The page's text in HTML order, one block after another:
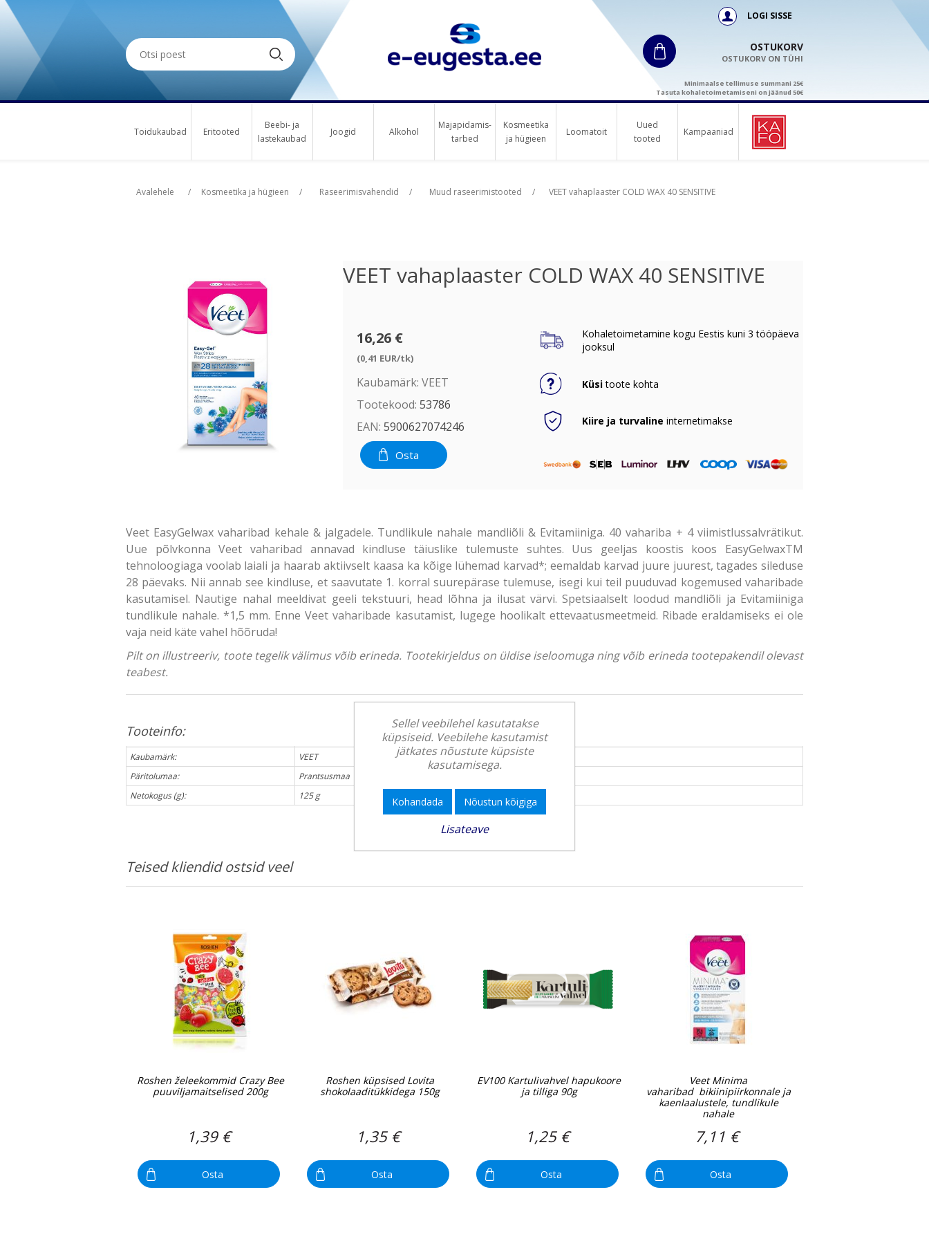
LOGI SISSE
OSTUKORV
OSTUKORV ON TÜHI
Minimaalse tellimuse summani 25€
Tasuta kohaletoimetamiseni on jäänud 50€
Toidukaubad Eritooted
Beebi- ja
lastekaubad
Joogid Alkohol
Majapidamis-
tarbed
Kosmeetika
ja hügieen
Loomatoit
Uued
tooted
Kampaaniad
Avalehele / Kosmeetika ja hügieen / Raseerimisvahendid / Muud raseerimistooted / VEET vahaplaaster COLD WAX 40 SENSITIVE
VEET vahaplaaster COLD WAX 40 SENSITIVE
16,26 €
(0,41 EUR/tk)
Kaubamärk: VEET
Tootekood: 53786
EAN: 5900627074246
Osta
Kohaletoimetamine kogu Eestis kuni 3 tööpäeva
jooksul
Küsitoote kohta
Kiire ja turvaline internetimakse
Veet EasyGelwax vaharibad kehale & jalgadele. Tundlikule nahale mandliõli & Evitamiiniga. 40 vahariba + 4 viimistlussalvrätikut.
Uue põlvkonna Veet vaharibad annavad kindluse täiuslike tulemuste suhtes. Uus geeljas koostis koos EasyGelwaxTM
tehnoloogiaga voolab laiali ja haarab aktiivselt kaasa ka kõige lühemad karvad*; eemaldab karvad juure juurest, tagades sileduse
28 päevaks. Nii annab see kindluse, et saavutate 1. korral suurepärase tulemuse, isegi kui teil puuduvad kogemused vaharibade
kasutamisel. Nautige nahal meeldivat geeli tekstuuri, head lõhna ja ilusat värvi. Spetsiaalselt loodud mandliõli ja Evitamiiniga
tundlikule nahale. *1,5 mm. Enne Veet vaharibade kasutamist, lugege hoolikalt ettevaatusmeetmeid. Ribade eraldamiseks ei ole
vaja neid käte vahel hõõruda!
Pilt on illustreeriv, toote tegelik välimus võib erineda. Tootekirjeldus on üldise iseloomuga ning võib erineda tootepakendil olevast
teabest.
Tooteinfo:
Kaubamärk:
VEET
Päritolumaa:
Prantsusmaa
Netokogus (g):
125 g
Teised kliendid ostsid veel
Roshen želeekommid Crazy Bee
puuviljamaitselised 200g
1,39 €
Osta
Roshen küpsised Lovita
shokolaaditükkidega 150g
1,35 €
Osta
EV100 Kartulivahvel hapukoore
ja tilliga 90g
1,25 €
Osta
Veet Minima
vaharibad bikiinipiirkonnale ja
kaenlaalustele, tundlikule
nahale
7,11 €
Osta
Sellel veebilehel kasutatakse
küpsiseid. Veebilehe kasutamist
jätkates nõustute küpsiste
kasutamisega.
Kohandada Nõustun kõigiga
Lisateave